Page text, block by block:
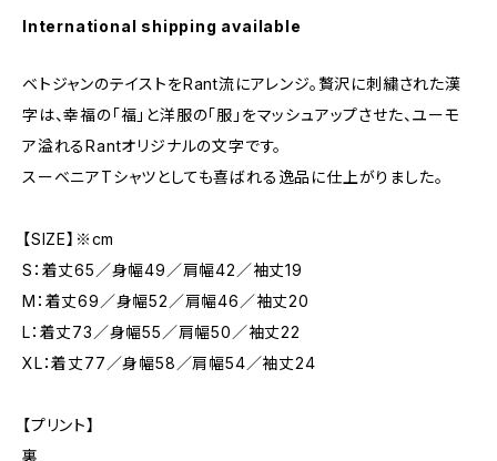
International shipping available
ベトジャンのテイストをRant流にアレンジ。贅沢に刺繍された漢
字は、幸福の「福」と洋服の「服」をマッシュアップさせた、ユーモ
ア溢れるRantオリジナルの文字です。
スーベニアTシャツとしても喜ばれる逸品に仕上がりました。
【SIZE】※cm
S：着丈65／身幅49／肩幅42／袖丈19
M：着丈69／身幅52／肩幅46／袖丈20
L：着丈73／身幅55／肩幅50／袖丈22
XL：着丈77／身幅58／肩幅54／袖丈24
【プリント】
裏